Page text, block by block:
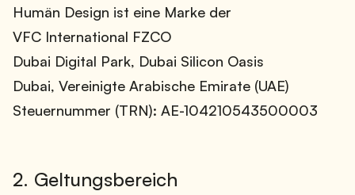
Humän Design ist eine Marke der
VFC International FZCO
Dubai Digital Park, Dubai Silicon Oasis
Dubai, Vereinigte Arabische Emirate (UAE)
Steuernummer (TRN): AE-104210543500003
2. Geltungsbereich